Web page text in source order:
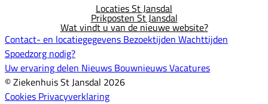
Locaties St Jansdal
Prikposten St Jansdal
Wat vindt u van de nieuwe website?
Contact- en locatiegegevens Bezoektijden Wachttijden
Spoedzorg nodig?
Uw ervaring delen Nieuws BouwnieuwsVacatures
© Ziekenhuis St Jansdal 2026
Cookies Privacyverklaring